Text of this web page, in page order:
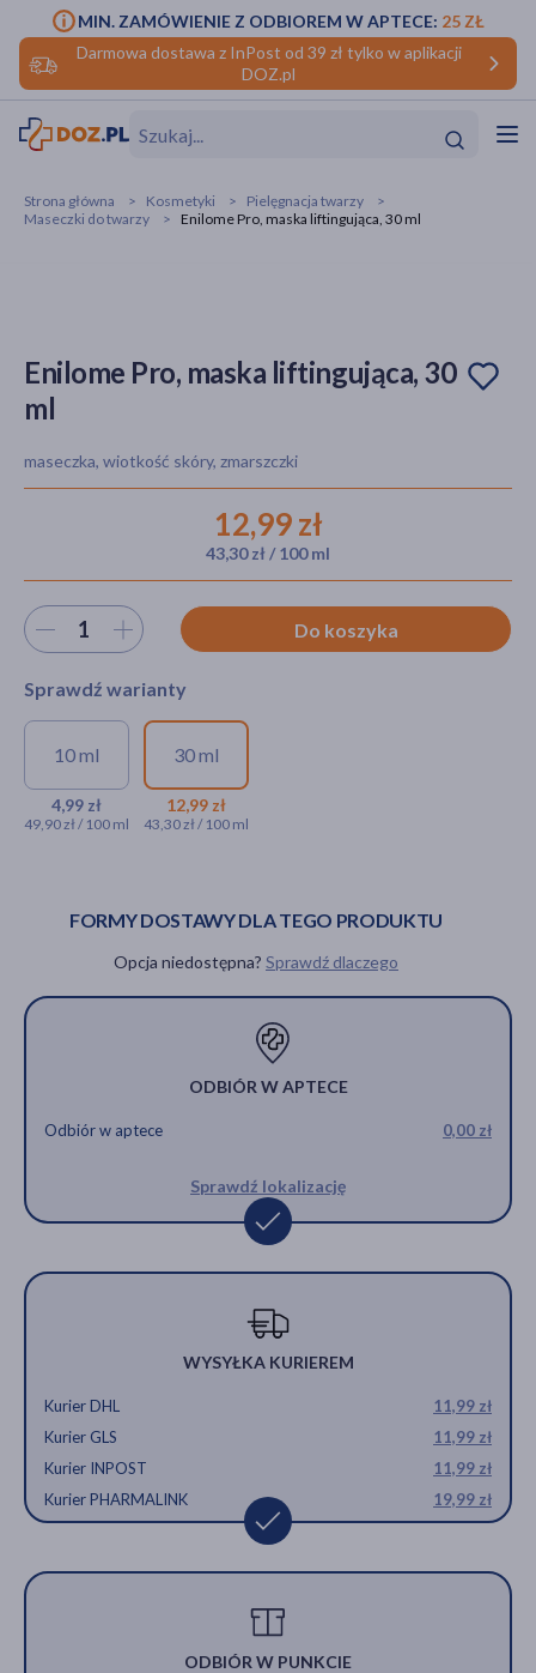
Darmowa dostawa z InPost od 39 zł tylko w aplikacji
DOZ.pl
MIN. ZAMÓWIENIE Z ODBIOREM W APTECE: 25 ZŁ
Hit
Hit
Strona główna Kosmetyki
Pielęgnacja twarzy
Maseczki do twarzy
Enilome Pro, maska liftingująca, 30 ml
Enilome Pro, maska liftingująca, 30
ml
maseczka, wiotkość skóry, zmarszczki
12,99 zł
43,30 zł / 100 ml
Wybierz ilość Do koszyka
Sprawdź warianty
10 ml
4,99 zł
49,90 zł / 100 ml
Enilome Pro, maska
liftingująca, 10 ml
30 ml
12,99 zł
43,30 zł / 100 ml
FORMY DOSTAWY DLA TEGO PRODUKTU
Opcja niedostępna? Sprawdź dlaczego
ODBIÓR W APTECE
Odbiór w aptece 0,00 zł
Sprawdź lokalizację
WYSYŁKA KURIEREM
Kurier DHL
11,99 zł
Kurier GLS
11,99 zł
Kurier INPOST
11,99 zł
Kurier PHARMALINK
19,99 zł
ODBIÓR W PUNKCIE